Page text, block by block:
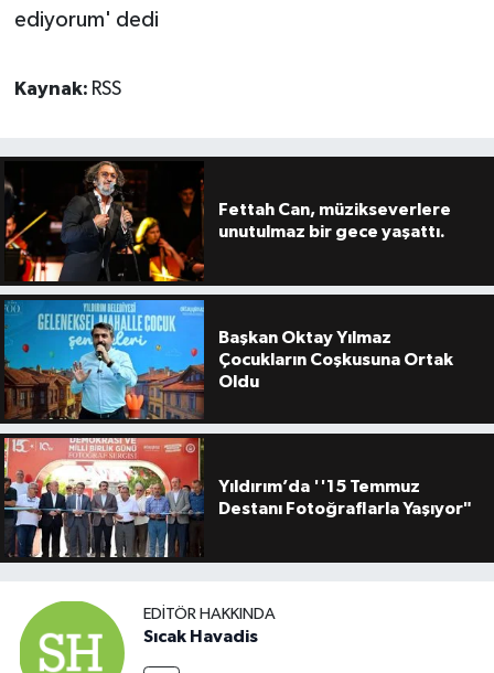
ediyorum' dedi
Kaynak: RSS
Fettah Can, müzikseverlere
unutulmaz bir gece yaşattı.
Başkan Oktay Yılmaz
Çocukların Coşkusuna Ortak
Oldu
Yıldırım’da ''15 Temmuz
Destanı Fotoğraflarla Yaşıyor"
EDITÖR HAKKINDA
Sıcak Havadis